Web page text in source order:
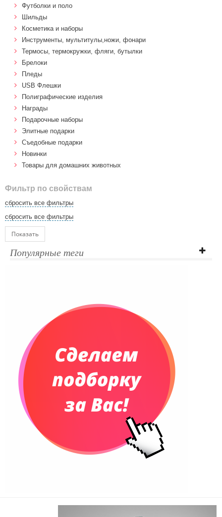
Футболки и поло
Шильды
Косметика и наборы
Инструменты, мультитулы,ножи, фонари
Термосы, термокружки, фляги, бутылки
Брелоки
Пледы
USB Флешки
Полиграфические изделия
Награды
Подарочные наборы
Элитные подарки
Cъедобные подарки
Новинки
Товары для домашних животных
Фильтр по свойствам
сбросить все фильтры
сбросить все фильтры
Показать
Популярные теги